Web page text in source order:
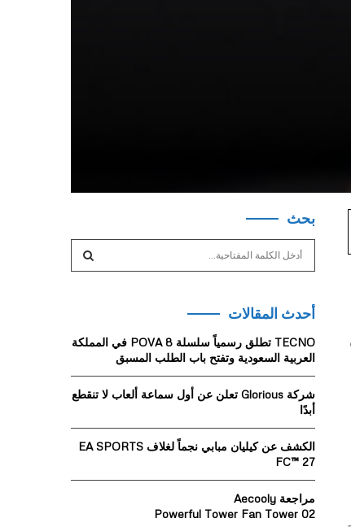
بحث
c
f
:
H
أحدث المقالات
TECNO تطلق رسمياً سلسلة POVA 8 في المملكة
العربية السعودية وتفتح باب الطلب المسبق
شركة Glorious تعلن عن أول سماعة ألعاب لا تنقطع
أبدًا
الكشف عن كيليان مبابي نجماً لغلاف EA SPORTS
FC™ 27
مراجعة Aecooly
Powerful Tower Fan Tower 02